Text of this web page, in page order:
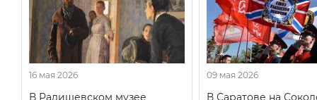
16 мая 2026
В Радищевском музее
09 мая 2026
В Саратове на